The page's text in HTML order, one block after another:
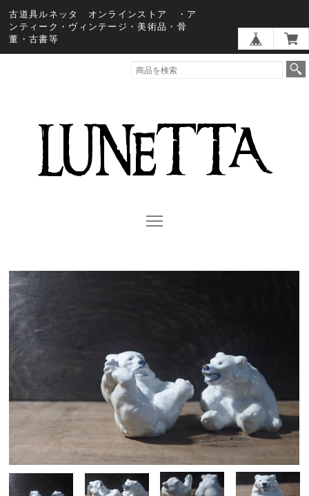
古道具ルネッタ オンラインストア ・ア
ンティーク・ヴィンテージ・美術品・骨
董・古書等